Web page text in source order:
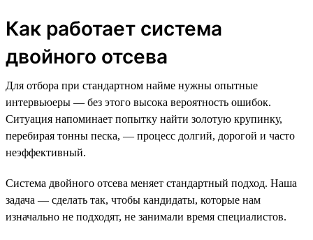
Как работает система
двойного отсева
Для отбора при стандартном найме нужны опытные
интервьюеры — без этого высока вероятность ошибок.
Ситуация напоминает попытку найти золотую крупинку,
перебирая тонны песка, — процесс долгий, дорогой и часто
неэффективный.
Система двойного отсева меняет стандартный подход. Наша
задача — сделать так, чтобы кандидаты, которые нам
изначально не подходят, не занимали время специалистов.